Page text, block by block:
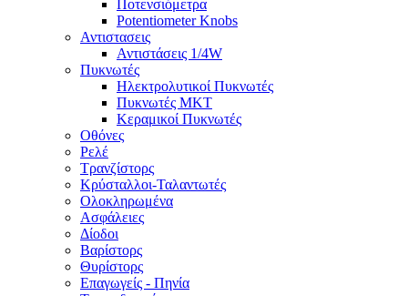
Ποτενσιόμετρα
Potentiometer Knobs
Αντιστασεις
Αντιστάσεις 1/4W
Πυκνωτές
Ηλεκτρολυτικοί Πυκνωτές
Πυκνωτές MKT
Κεραμικοί Πυκνωτές
Οθόνες
Ρελέ
Τρανζίστορς
Κρύσταλλοι-Ταλαντωτές
Ολοκληρωμένα
Ασφάλειες
Δίοδοι
Βαρίστορς
Θυρίστορς
Επαγωγείς - Πηνία